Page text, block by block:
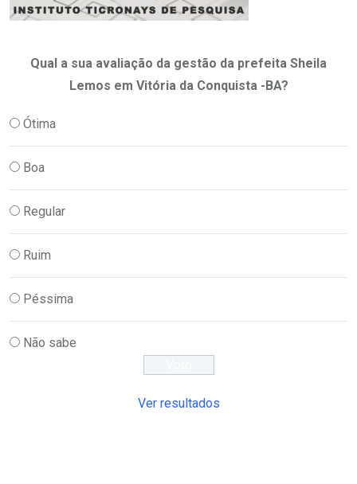
Qual a sua avaliação da gestão da prefeita Sheila
Lemos em Vitória da Conquista -BA?
Ótima
Boa
Regular
Ruim
Péssima
Não sabe
Ver resultados